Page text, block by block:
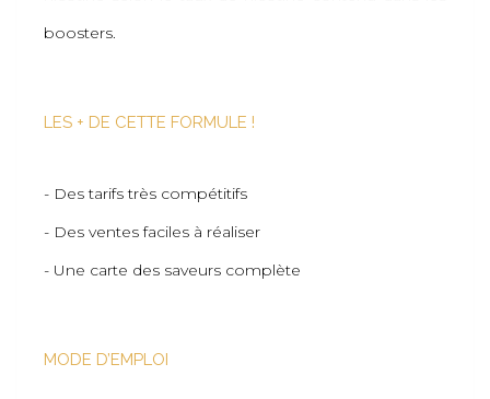
boosters.
LES + DE CETTE FORMULE !
- Des tarifs très compétitifs
- Des ventes faciles à réaliser
- Une carte des saveurs complète
MODE D’EMPLOI